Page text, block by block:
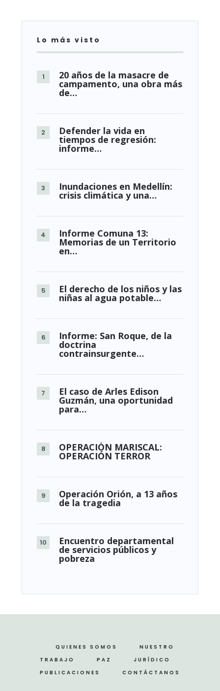
Lo más visto
20 años de la masacre de
campamento, una obra más
de…
Defender la vida en
tiempos de regresión:
informe…
Inundaciones en Medellín:
crisis climática y una…
Informe Comuna 13:
Memorias de un Territorio
en…
El derecho de los niños y las
niñas al agua potable…
Informe: San Roque, de la
doctrina
contrainsurgente…
El caso de Arles Edison
Guzmán, una oportunidad
para…
OPERACIÓN MARISCAL:
OPERACIÓN TERROR
Operación Orión, a 13 años
de la tragedia
Encuentro departamental
de servicios públicos y
pobreza
QUIENES SOMOS
NUESTRO
TRABAJO
PAZ
JURÍDICO
PUBLICACIONES
CONTÁCTANOS